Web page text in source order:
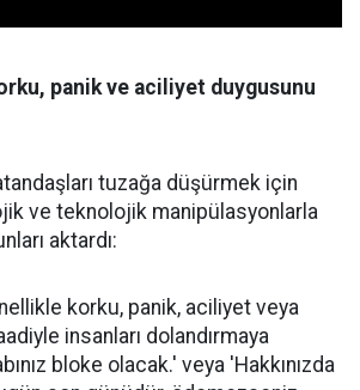
panik ve aciliyet duygusunu
tuzağa düşürmek için
ve teknolojik manipülasyonlarla
aktardı:
korku, panik, aciliyet veya
insanları dolandırmaya
bloke olacak.' veya 'Hakkınızda